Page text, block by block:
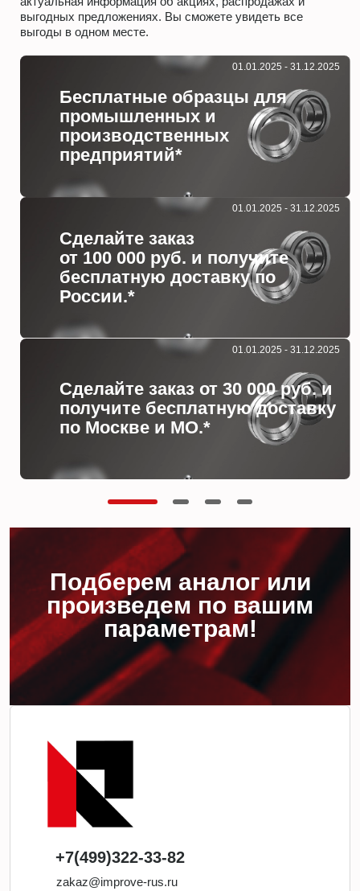
выгодных предложениях. Вы сможете увидеть все
выгоды в одном месте.
Бесплатные образцы для
промышленных и
производственных
предприятий*
01.01.2025 - 31.12.2025
Сделайте заказ
от 100 000 руб. и получите
бесплатную доставку по
России.*
01.01.2025 - 31.12.2025
Сделайте заказ от 30 000 руб. и
получите бесплатную доставку
по Москве и МО.*
01.01.2025 - 31.12.2025
Подберем аналог или
произведем по вашим
параметрам!
+7(499)322-33-82
zakaz@improve-rus.ru